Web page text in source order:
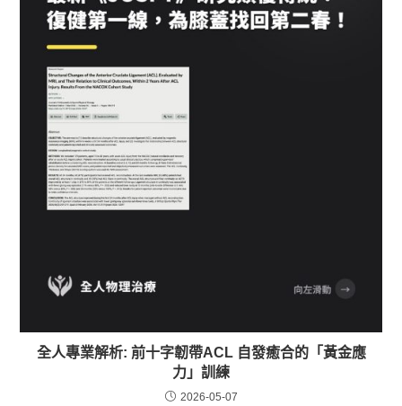
全人專業解析: 前十字韌帶ACL 自發癒合的「黃金應
力」訓練
2026-05-07